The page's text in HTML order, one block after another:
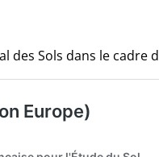
des Sols dans le cadre